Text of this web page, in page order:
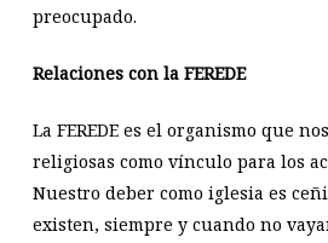
preocupado.
Relaciones con la FEREDE
La FEREDE es el organismo que
religiosas como vínculo para los
Nuestro deber como iglesia es
existen, siempre y cuando no